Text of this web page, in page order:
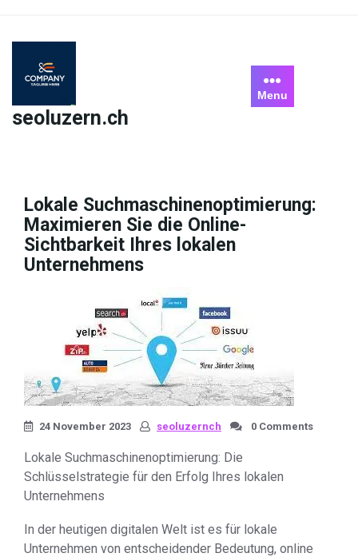
content
seoluzern.ch
Menu
Lokale Suchmaschinenoptimierung:
Maximieren Sie die Online-
Sichtbarkeit Ihres lokalen
Unternehmens
24 November 2023 seoluzernch 0 Comments
Lokale Suchmaschinenoptimierung: Die
Schlüsselstrategie für den Erfolg Ihres lokalen
Unternehmens
In der heutigen digitalen Welt ist es für lokale
Unternehmen von entscheidender Bedeutung, online